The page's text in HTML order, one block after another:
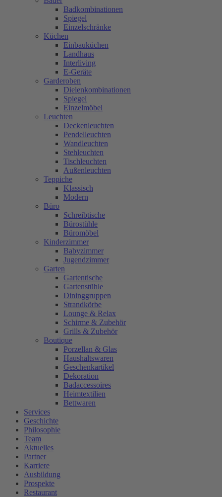
Badkombinationen
Spiegel
Einzelschränke
Küchen
Einbauküchen
Landhaus
Interliving
E-Geräte
Garderoben
Dielenkombinationen
Spiegel
Einzelmöbel
Leuchten
Deckenleuchten
Pendelleuchten
Wandleuchten
Stehleuchten
Tischleuchten
Außenleuchten
Teppiche
Klassisch
Modern
Büro
Schreibtische
Bürostühle
Büromöbel
Kinderzimmer
Babyzimmer
Jugendzimmer
Garten
Gartentische
Gartenstühle
Dininggruppen
Strandkörbe
Lounge & Relax
Schirme & Zubehör
Grills & Zubehör
Boutique
Porzellan & Glas
Haushaltswaren
Geschenkartikel
Dekoration
Badaccessoires
Heimtextilien
Bettwaren
Services
Geschichte
Philosophie
Team
Aktuelles
Partner
Karriere
Ausbildung
Prospekte
Restaurant